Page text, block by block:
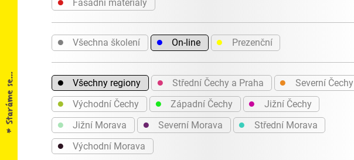
Fasádní materiály
● Všechna školení ● On-line ● Prezenční
● Všechny regiony ● Střední Čechy a Praha ● Severní Čechy
● Východní Čechy ● Západní Čechy ● Jižní Čechy
● Jižní Morava ● Severní Morava ● Střední Morava
● Východní Morava